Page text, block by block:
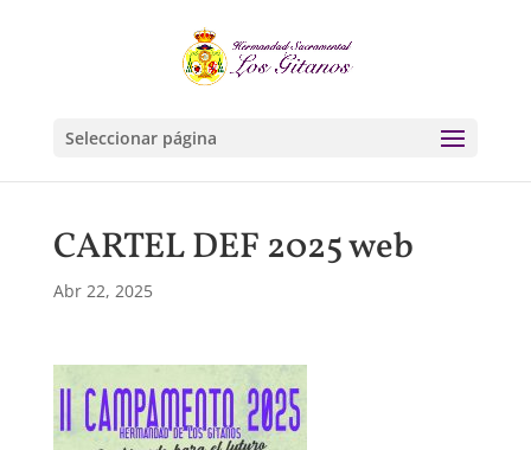
Seleccionar página
CARTEL DEF 2025 web
Abr 22, 2025